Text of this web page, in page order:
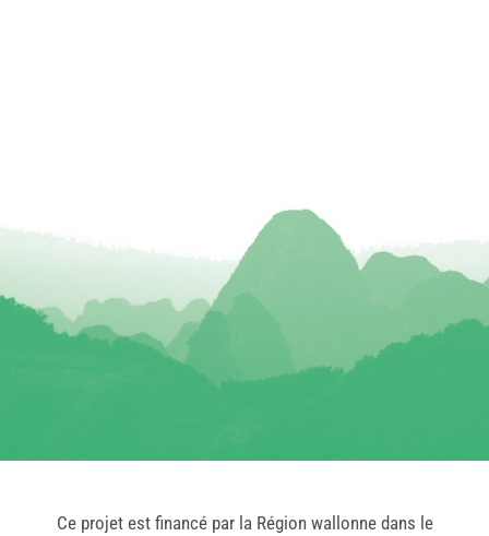
Ce projet est financé par la Région wallonne dans le